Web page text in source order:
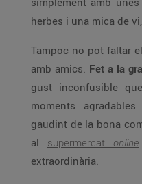
herbes i una mica de
Tampoc no pot faltar
amb amics. Fet a la
gust inconfusible
moments
gaudint de la bona
al supermercat online
extraordinària.